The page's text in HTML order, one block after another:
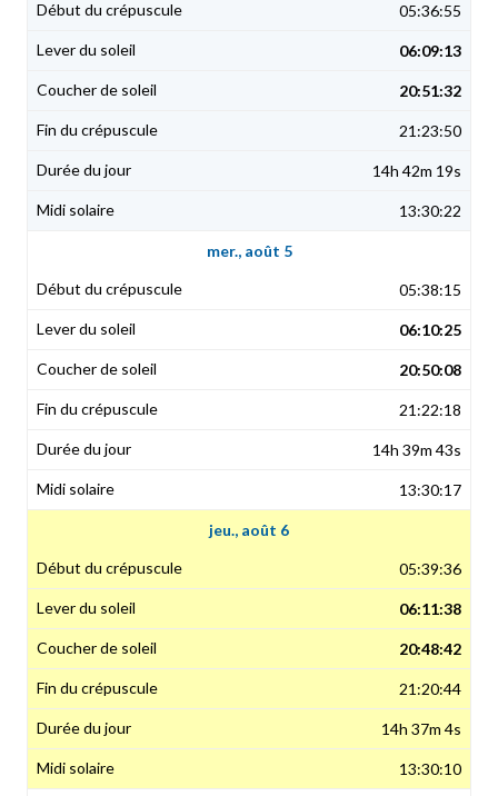
05:36:55
06:09:13
20:51:32
21:23:50
14h 42m 19s
13:30:22
mer., août 5
05:38:15
06:10:25
20:50:08
21:22:18
14h 39m 43s
13:30:17
jeu., août 6
05:39:36
06:11:38
20:48:42
21:20:44
14h 37m 4s
13:30:10